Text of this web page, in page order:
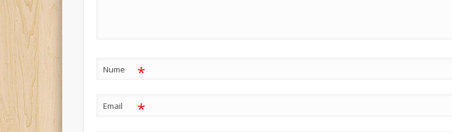
Nume *
Email *